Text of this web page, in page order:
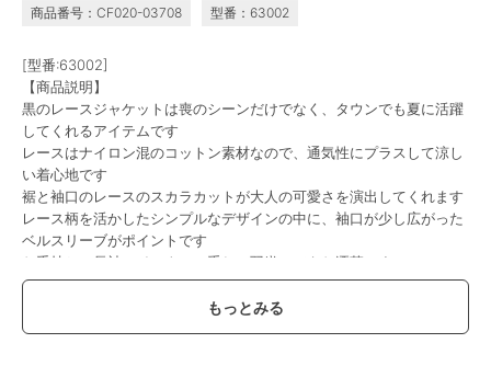
商品番号：CF020-03708 型番：63002
[型番:63002]
【商品説明】
黒のレースジャケットは喪のシーンだけでなく、タウンでも夏に活躍
してくれるアイテムです
レースはナイロン混のコットン素材なので、通気性にプラスして涼し
い着心地です
裾と袖口のレースのスカラカットが大人の可愛さを演出してくれます
レース柄を活かしたシンプルなデザインの中に、袖口が少し広がった
ベルスリーブがポイントです
お手持ちの長袖のインナーに重ねて羽織ってもお洒落です
フロントはホック１ヶあきです